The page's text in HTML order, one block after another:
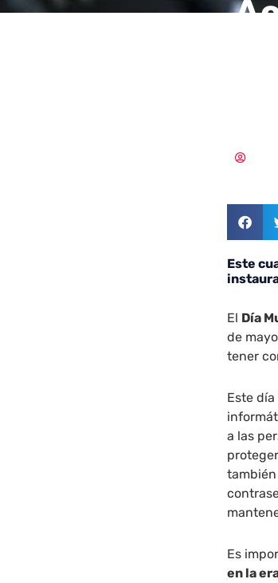
Este
El Día
de
tener
Este
a las
Es
en la